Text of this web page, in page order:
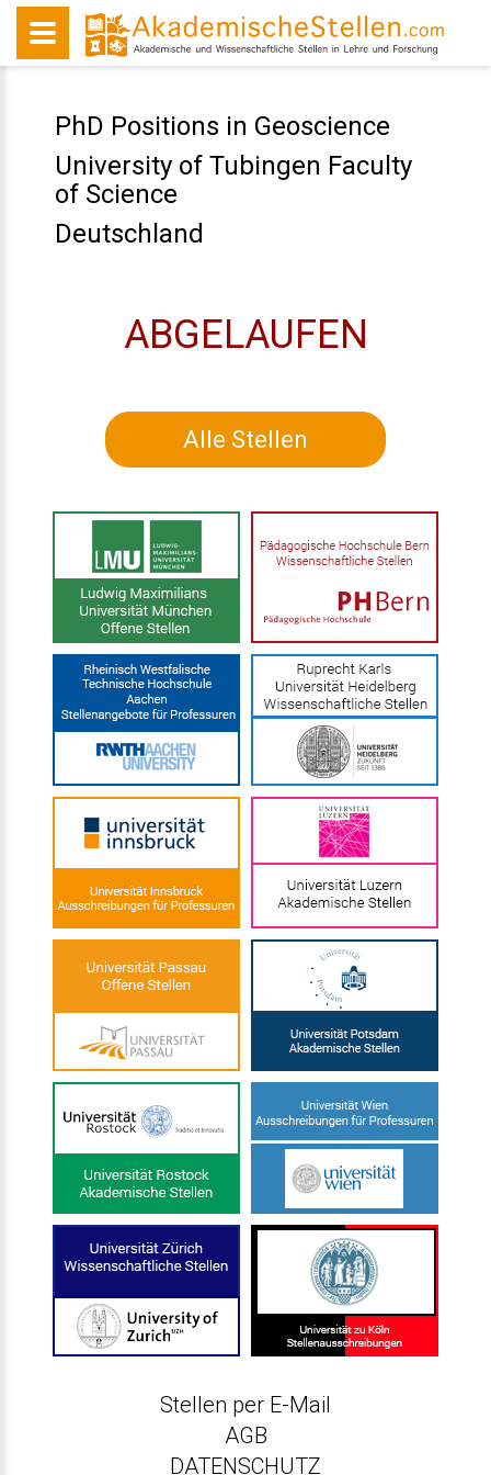
PhD Positions in Geoscience
University of Tubingen Faculty
of Science
Deutschland
ABGELAUFEN
Alle Stellen
Stellen per E-Mail
AGB
DATENSCHUTZ